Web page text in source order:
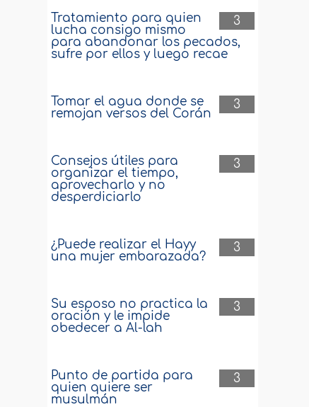
3
Tratamiento para quien
lucha consigo mismo
para abandonar los pecados,
sufre por ellos y luego recae
3
Tomar el agua donde se
remojan versos del Corán
3
Consejos útiles para
organizar el tiempo,
aprovecharlo y no
desperdiciarlo
3
¿Puede realizar el Hayy
una mujer embarazada?
3
Su esposo no practica la
oración y le impide
obedecer a Al-lah
3
Punto de partida para
quien quiere ser
musulmán